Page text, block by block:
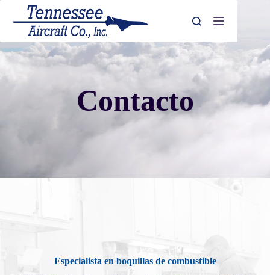
contenido
Contacto
Especialista en boquillas de combustible